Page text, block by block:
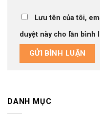
Lưu tên của tôi,
duyệt này cho lần bình
DANH MỤC